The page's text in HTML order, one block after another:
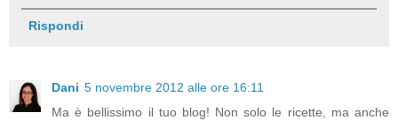
Rispondi
Dani 5 novembre 2012 alle ore 16:11
Ma è bellissimo il tuo blog! Non solo le ricette, ma anche